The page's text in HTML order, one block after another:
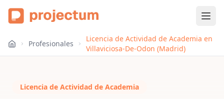
Profesionales
Licencia de Actividad de Academia en
Villaviciosa-De-Odon (Madrid)
Licencia de Actividad de Academia